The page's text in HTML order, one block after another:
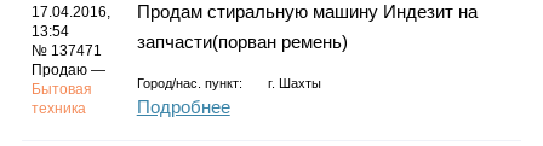
17.04.2016,
13:54
№ 137471
Продаю —
Бытовая
техника
Продам стиральную машину Индезит на
запчасти(порван ремень)
Город/нас. пункт: г. Шахты
Подробнее